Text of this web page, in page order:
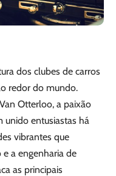
dos clubes de carros
redor do mundo.
Otterloo, a paixão
unido entusiastas há
vibrantes que
a engenharia de
as principais